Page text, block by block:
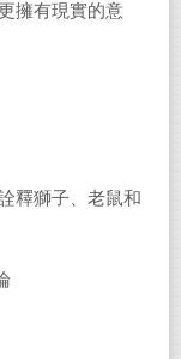
擁有現實的意
釋獅子、老鼠和